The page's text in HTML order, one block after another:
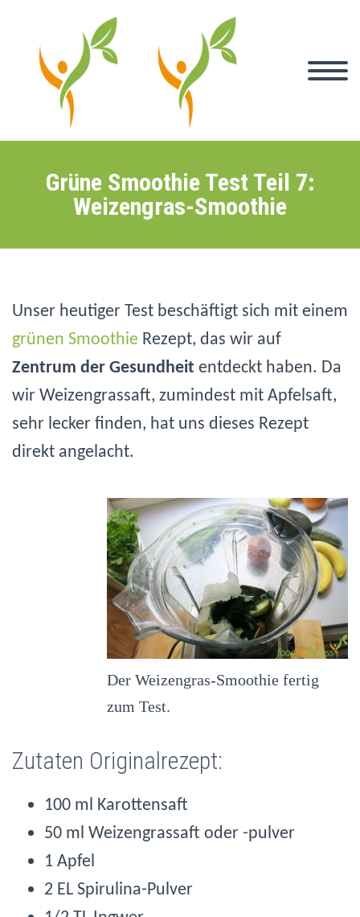
Grüne Smoothie Test Teil 7:
Weizengras-Smoothie
Unser heutiger Test beschäftigt sich mit einem
grünen Smoothie Rezept, das wir auf
Zentrum der Gesundheit entdeckt haben. Da
wir Weizengrassaft, zumindest mit Apfelsaft,
sehr lecker finden, hat uns dieses Rezept
direkt angelacht.
Der Weizengras-Smoothie fertig
zum Test.
Zutaten Originalrezept:
100 ml Karottensaft
50 ml Weizengrassaft oder -pulver
1 Apfel
2 EL Spirulina-Pulver